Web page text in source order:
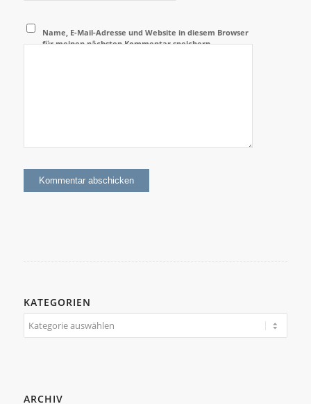
Name, E-Mail-Adresse und Website in diesem Browser
für meinen nächsten Kommentar speichern.
KATEGORIEN
Kategorien
ARCHIV